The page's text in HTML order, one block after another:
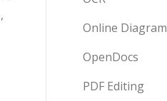
Online Diagram
OpenDocs
PDF Editing